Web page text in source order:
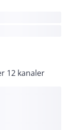
12 kanaler